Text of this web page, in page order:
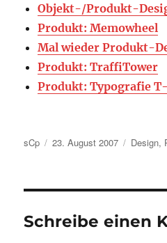
Objekt-/Produkt-
Produkt: Memowheel
Mal wieder Produkt-
Produkt: TraffiTower
Produkt: Typografie
Autor
sCp
Veröffentlicht
23. August 2007 Design,
Schreibe einen